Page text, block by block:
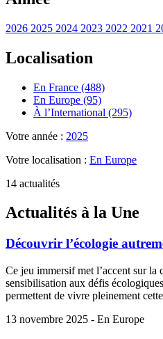
2026 2025 2024 2023 2022 2021
Localisation
En France (488)
En Europe (95)
À l’International (295)
Votre année : 2025
Votre localisation : En Europe
14 actualités
Actualités à la Une
Découvrir l’écologie
Ce jeu immersif met l’accent sur
sensibilisation aux défis
permettent de vivre pleinement
13 novembre 2025 - En Europe